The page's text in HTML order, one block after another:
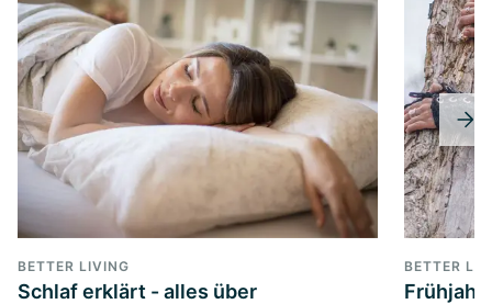
BETTER LIVING
Schlaf erklärt - alles über
BETTER